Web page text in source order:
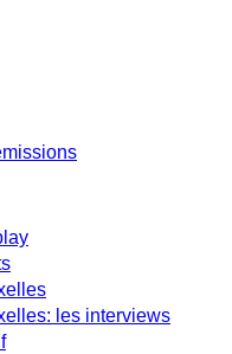
les interviews